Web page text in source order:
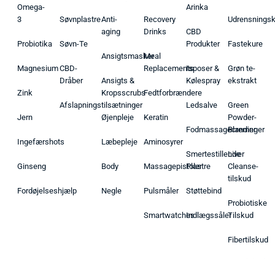
Omega-
3
Probiotika
Magnesium
Zink
Jern
Ingefærshots
Ginseng
Fordøjelseshjælp
Søvnplastre
Søvn-Te
CBD-
Dråber
Afslapningstilsætninger
Anti-
aging
Ansigtsmasker
Ansigts &
Kropsscrubs
Øjenpleje
Læbepleje
Body
Negle
Recovery
Drinks
Meal
Replacements
Fedtforbrændere
Keratin
Aminosyrer
Massagepistoler
Pulsmåler
Smartwatches
Arinka
CBD
Produkter
Isposer &
Kølespray
Ledsalve
Fodmassagecremer
Smertestillende
Plastre
Støttebind
Indlægssåler
Fastekure
Grøn te-
ekstrakt
Green
Powder-
Blandinger
Liver
Cleanse-
tilskud
Probiotiske
Tilskud
Fibertilskud